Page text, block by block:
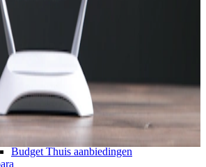
hollandsnieuwe aanbiedingen
hollandsnieuwe verlengen
Ben
Ben aanbiedingen
Ben verlengen
Simyo
Simyo aanbiedingen
Thuis
Budget Thuis
Budget Thuis aanbiedingen